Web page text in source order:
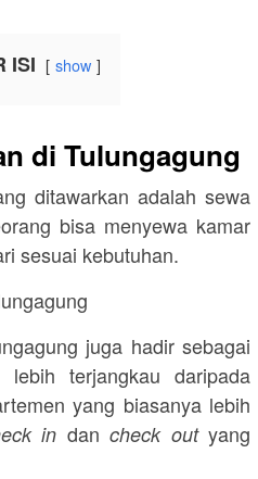
ISI show
di Tulungagung
ditawarkan adalah sewa
bisa menyewa kamar
sesuai kebutuhan.
juga hadir sebagai
terjangkau daripada
yang biasanya lebih
in dan check out yang